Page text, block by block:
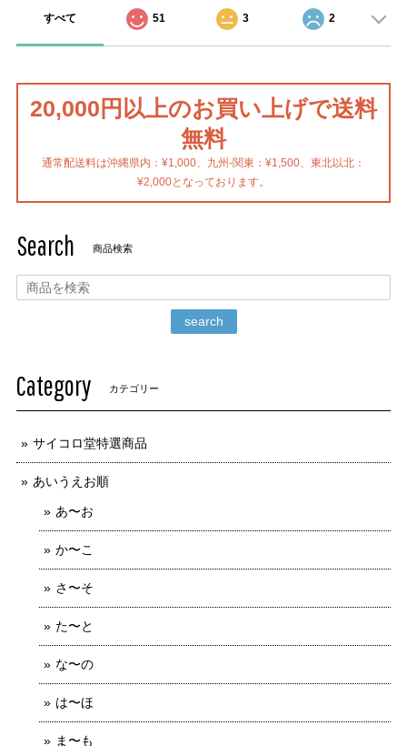
すべて 51 3 2
20,000円以上のお買い上げで送料
無料
通常配送料は沖縄県内：¥1,000、九州-関東：¥1,500、東北以北：
¥2,000となっております。
Search 商品検索
search
Category カテゴリー
サイコロ堂特選商品
あいうえお順
あ〜お
か〜こ
さ〜そ
た〜と
な〜の
は〜ほ
ま〜も